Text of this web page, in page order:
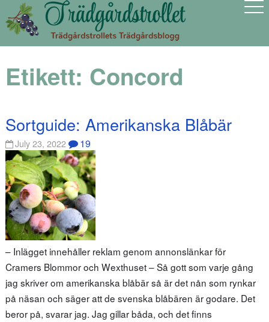
Etikett: Concord
Sortguide: Amerikanska Blåbär
July 23, 2022 19
– Inlägget innehåller reklam genom annonslänkar för
Cramers Blommor och Wexthuset – Så gott som varje gång
jag skriver om amerikanska blåbär så är det nån som rynkar
på näsan och säger att de svenska blåbären är godare. Det
beror på, svarar jag. Jag gillar båda, och det finns